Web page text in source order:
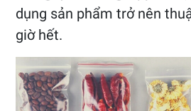
dụng sản phẩm trở nên
giờ hết.